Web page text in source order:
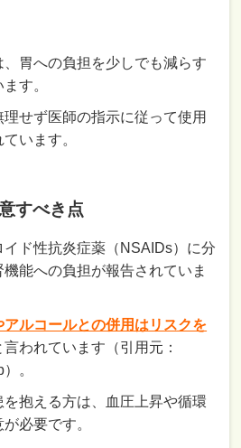
胃への負担を少しでも減らす
す。
せず医師の指示に従って使用
います。
すべき点
イド性抗炎症薬（NSAIDs）に分
能への負担が報告されていま
アルコールとの併用はリスクを
言われています（引用元：
。
抱える方は、血圧上昇や循環
必要です。